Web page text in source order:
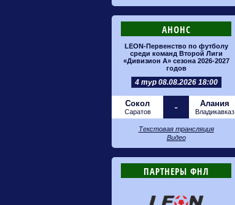
АНОНС
LEON-Первенство по футболу
среди команд Второй Лиги
«Дивизион А» сезона 2026-2027
годов
4 тур 08.08.2026 18:00
Сокол
Саратов - Алания
Владикавказ
Текстовая трансляция
Видео
ПАРТНЕРЫ ФНЛ